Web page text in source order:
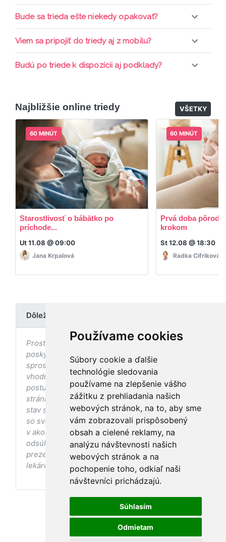
Používame cookies
Súbory cookie a ďalšie
technológie sledovania
používame na zlepšenie vášho
zážitku z prehliadania našich
webových stránok, na to, aby sme
vám zobrazovali prispôsobený
obsah a cielené reklamy, na
analýzu návštevnosti našich
webových stránok a na
pochopenie toho, odkiaľ naši
návštevníci prichádzajú.
Súhlasím
Odmietam
prihlásiť do triedy.
Každá trieda sa nahráva a je k dispozícií po dobu 7
Bude sa trieda ešte niekedy opakovať?
Triedy sa priebežne opakujú, stačí sledovať ponuku
Viem sa pripojiť do triedy aj z mobilu?
Áno, pripojenie do triedy je možné aj cez mobil,
Budú po triede k dispozícii aj podklady?
dispozícií.
Najbližšie online triedy VŠETKY
60 MINÚT
Starostlivosť o bábätko po
príchode...
Ut 11.08 @ 09:00
Jana Krpalová
60 MINÚT
Prvá doba
krokom
St 12.08 @ 18:30
Radka Cifriková
Dôležité upozornenie
Prostredníctvom stránky nedochádza k
poskytovaniu zdravotnej starostlivosti, ani k jej
sprostredkovaniu, ani k jej nahrádzaniu. O
vhodných postupoch v oblasti zdravia, vhodnosti
postupov a odporúčaní prezentovaných na
stránke s ohľadom na Váš zdravotný
stav sa pred ich aplikáciou vždy vopred poraďte
so svojím ošetrujúcim lekárom, a to najmä ak ste
v akomkoľvek štádiu tehotenstva. Bez
odsúhlasenia postupov a odporúčaní
prezentovaných na stránke Vaším ošetrujúcim
lekárom tieto postupy a odporúčania neaplikujte.